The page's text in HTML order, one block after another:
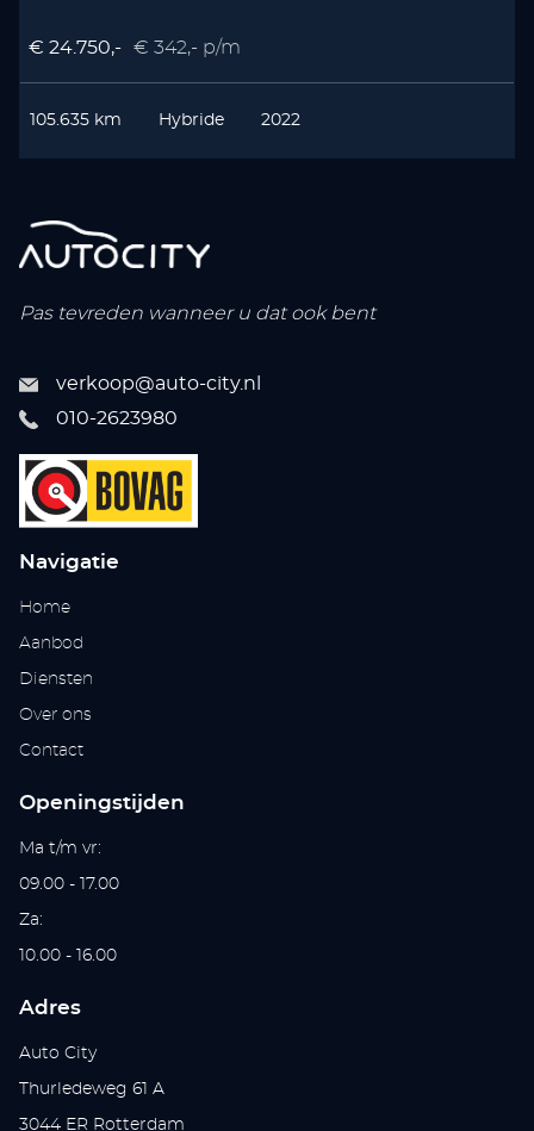
€ 24.750,- € 342,- p/m
105.635 km Hybride 2022
Pas tevreden wanneer u dat ook bent
verkoop@auto-city.nl
010-2623980
Navigatie
Home
Aanbod
Diensten
Over ons
Contact
Openingstijden
Ma t/m vr:
09.00 - 17.00
Za:
10.00 - 16.00
Adres
Auto City
Thurledeweg 61 A
3044 ER Rotterdam